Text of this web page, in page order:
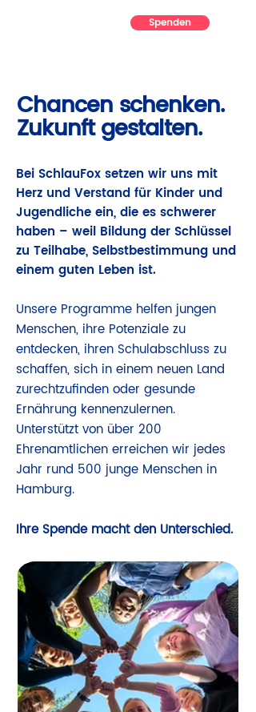
Spenden
Chancen schenken.
Zukunft gestalten.
Bei SchlauFox setzen wir uns mit
Herz und Verstand für Kinder und
Jugendliche ein, die es schwerer
haben – weil Bildung der Schlüssel
zu Teilhabe, Selbstbestimmung und
einem guten Leben ist.
Unsere Programme helfen jungen
Menschen, ihre Potenziale zu
entdecken, ihren Schulabschluss zu
schaffen, sich in einem neuen Land
zurechtzufinden oder gesunde
Ernährung kennenzulernen.
Unterstützt von über 200
Ehrenamtlichen erreichen wir jedes
Jahr rund 500 junge Menschen in
Hamburg.
Ihre Spende macht den Unterschied.